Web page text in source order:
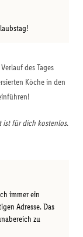
des Tages
Köche in den
für dich kostenlos.
immer ein
Adresse. Das
zu